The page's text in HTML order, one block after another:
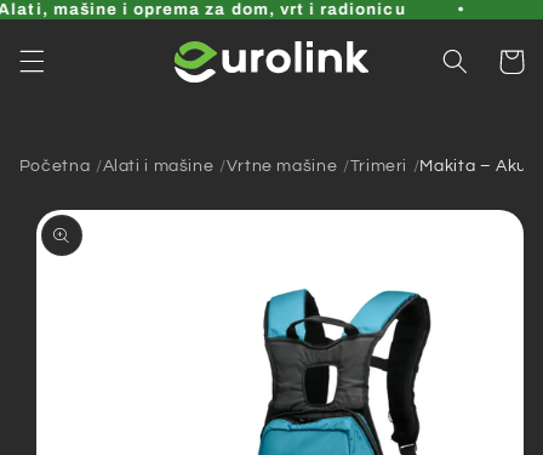
Pređi
sadržaj
mašine i oprema za dom, vrt i radionicu
Korpa
Početna Alati i mašine Vrtne mašine Trimeri Makita –
informacije